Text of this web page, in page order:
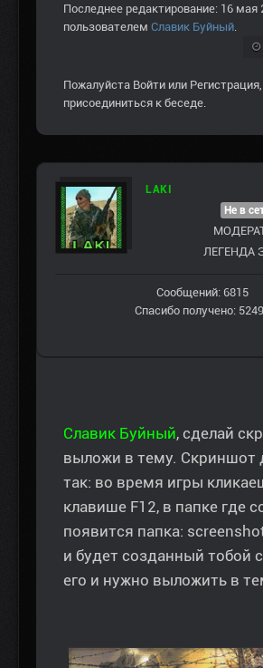
Последнее редактирование: 16 мая
пользователем Славик Буйный
Пожалуйста Войти или Регистрация
присоединиться к беседе.
LAKI
Не в
ЛЕГЕНДА
Сообщений: 6815
Спасибо получено:
Славик Буйный, сделай
выложи в тему. Скриншот
так: во время игры
клавише F12, в папке где
появится папка:
и будет созданный тобой
его и нужно выложить в